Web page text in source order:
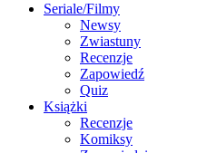
Seriale/Filmy
Newsy
Zwiastuny
Recenzje
Zapowiedź
Quiz
Książki
Recenzje
Komiksy